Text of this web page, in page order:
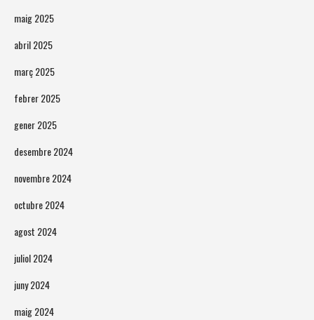
maig 2025
abril 2025
març 2025
febrer 2025
gener 2025
desembre 2024
novembre 2024
octubre 2024
agost 2024
juliol 2024
juny 2024
maig 2024